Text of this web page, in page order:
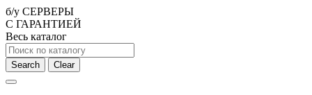
б/у СЕРВЕРЫ
С ГАРАНТИЕЙ
Весь каталог
Search Clear